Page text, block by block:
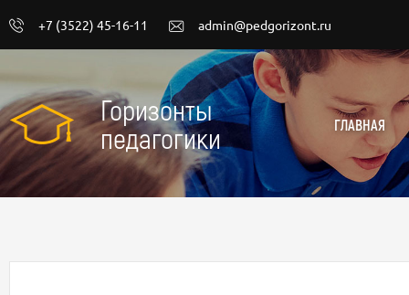
+7 (3522) 45-16-11 admin@pedgorizont.ru
Горизонты
педагогики
ГЛАВНАЯ